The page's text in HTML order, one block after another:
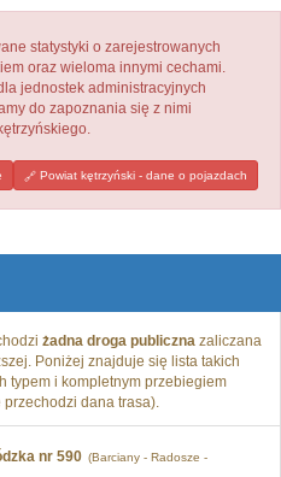
statystyki o zarejestrowanych
oraz wieloma innymi cechami.
jednostek administracyjnych
do zapoznania się z nimi
Powiat kętrzyński - dane o pojazdach
żadna droga publiczna zaliczana
Poniżej znajduje się lista takich
typem i kompletnym przebiegiem
dana trasa).
nr 590 (Barciany - Radosze -